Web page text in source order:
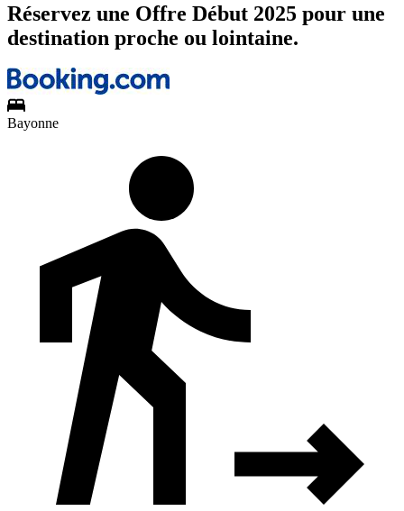
Réservez une Offre Début 2025 pour une
destination proche ou lointaine.
Bayonne